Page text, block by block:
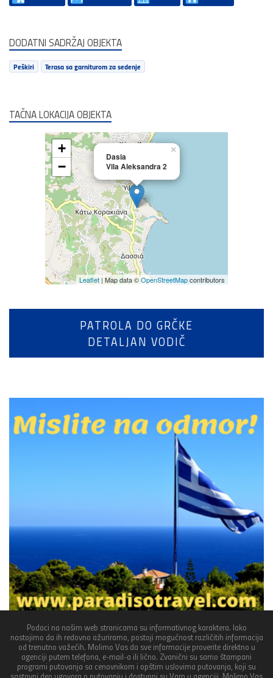
DODATNI SADRŽAJ OBJEKTA
Peškiri Terasa sa garniturom za sedenje
TAČNA LOKACIJA OBJEKTA
Dasia
Vila Aleksandra 2
×
+
−
Leaflet| Map data ©OpenStreetMapcontributors
PATROLA DO GRČKE
DETALJAN VODIČ
Podaci na našim web stranicama su informativnog karaktera. Iako
nastojimo da ih redovno ažuriramo, postoji mogućnost različitih informacija
od trenutno važećih. Molimo Vas da sve informacije proverite direktno u
agenciji putem telefona, e-mail-a ili lično. Zvanični su samo štampani
programi putovanja sa cenovnikom i opštim uslovima putovanja, koji su